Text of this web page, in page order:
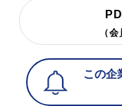
（
この企